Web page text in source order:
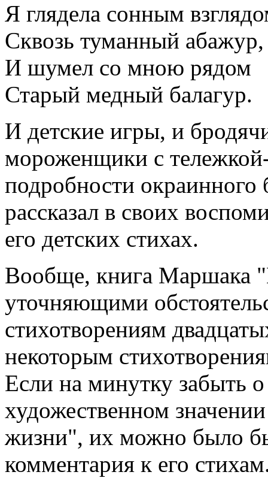
Я глядела сонным
Сквозь туманный абажур,
И шумел со мною рядом
Старый медный балагур.
И детские игры, и
мороженщики с
подробности
рассказал в своих
его детских стихах.
Вообще, книга Маршака
уточняющими
стихотворениям
некоторым
Если на минутку забыть
художественном
жизни", их можно было бы
комментария к его